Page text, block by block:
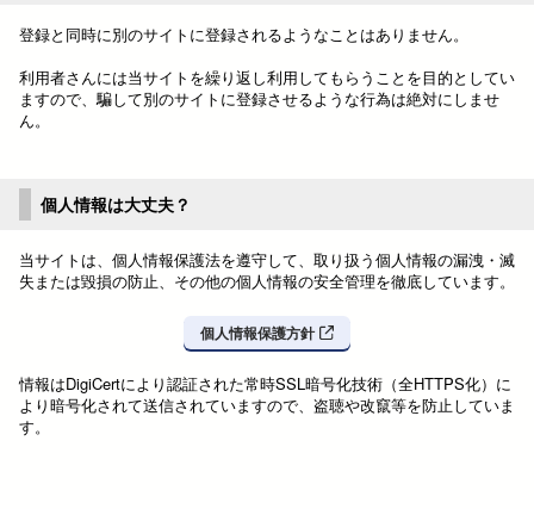
登録と同時に別のサイトに登録されるようなことはありません。
利用者さんには当サイトを繰り返し利用してもらうことを目的としてい
ますので、騙して別のサイトに登録させるような行為は絶対にしませ
ん。
個人情報は大丈夫？
当サイトは、個人情報保護法を遵守して、取り扱う個人情報の漏洩・滅
失または毀損の防止、その他の個人情報の安全管理を徹底しています。
個人情報保護方針
情報はDigiCertにより認証された常時SSL暗号化技術（全HTTPS化）に
より暗号化されて送信されていますので、盗聴や改竄等を防止していま
す。